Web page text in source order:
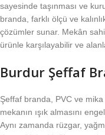
sayesinde taşınması ve
branda, farklı ölçü ve
çözümler sunar. Mekân
ürünle karşılayabilir ve
Burdur Şeffaf
Şeffaf branda, PVC ve
mekanın ışık almasını
Aynı zamanda rüzgar,